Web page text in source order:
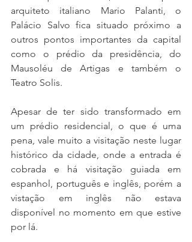
arquiteto italiano Mario Palanti, o
Palácio Salvo fica situado próximo a
outros pontos importantes da capital
como o prédio da presidência, do
Mausoléu de Artigas e também o
Teatro Solis.
Apesar de ter sido transformado em
um prédio residencial, o que é uma
pena, vale muito a visitação neste lugar
histórico da cidade, onde a entrada é
cobrada e há visitação guiada em
espanhol, português e inglês, porém a
vistação em inglês não estava
disponível no momento em que estive
por lá.